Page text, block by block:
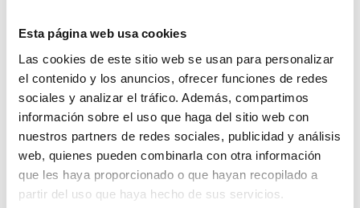
Esta página web usa cookies
Las cookies de este sitio web se usan para personalizar
el contenido y los anuncios, ofrecer funciones de redes
sociales y analizar el tráfico. Además, compartimos
información sobre el uso que haga del sitio web con
nuestros partners de redes sociales, publicidad y análisis
web, quienes pueden combinarla con otra información
que les haya proporcionado o que hayan recopilado a
partir del uso que haya hecho de sus servicios.
Ortodoncia fija